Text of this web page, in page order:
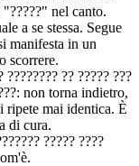
nel canto.
a se stessa. Segue
manifesta in un
scorrere.
???????? ?? ????? ???
non torna indietro,
ripete mai identica. È
di cura.
????? ????